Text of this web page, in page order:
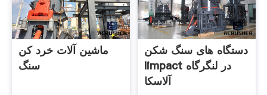
ماشین آلات خرد کن
سنگ
دستگاه های سنگ شکن
Iimpact در لنگرگاه
آلاسکا